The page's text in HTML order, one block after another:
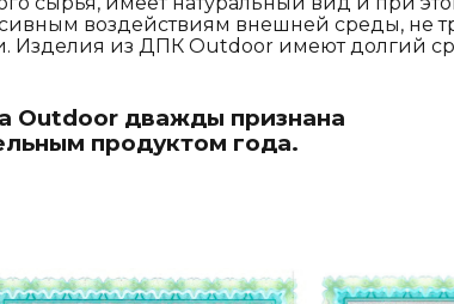
воздействиям внешней среды, не
Изделия из ДПК Outdoor имеют долгий
Outdoor дважды признана
продуктом года.